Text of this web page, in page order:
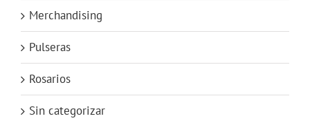
Merchandising
Pulseras
Rosarios
Sin categorizar